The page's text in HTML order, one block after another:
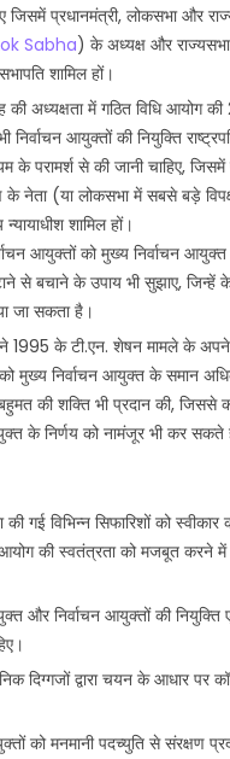
जिसमें प्रधानमंत्री, लोकसभा और
Sabha) के अध्यक्ष और
शामिल हों।
की अध्यक्षता में गठित विधि आयोग की
आयुक्तों की नियुक्ति
के परामर्श से की जानी चाहिए, जिसमें
के नेता (या लोकसभा में सबसे बड़े
शामिल हों।
आयुक्तों को मुख्य निर्वाचन
से बचाने के उपाय भी सुझाए, जिन्हें
जा सकता है।
ने 1995 के टी.एन. शेषन मामले के
मुख्य निर्वाचन आयुक्त के समान
की शक्ति भी प्रदान की, जिससे
के निर्णय को नामंजूर भी कर सकते
की गई विभिन्न सिफारिशों को
की स्वतंत्रता को मजबूत करने में
और निर्वाचन आयुक्तों की
दिग्गजों द्वारा चयन के आधार पर
को मनमानी पदच्युति से संरक्षण